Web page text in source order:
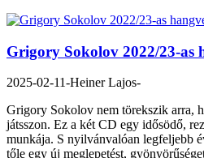
Grigory Sokolov 2022/23-as
2025-02-11-Heiner Lajos-
Grigory Sokolov nem törekszik arra,
játsszon. Ez a két CD egy idősödő,
munkája. S nyilvánvalóan legfeljebb
tőle egy új meglepetést,